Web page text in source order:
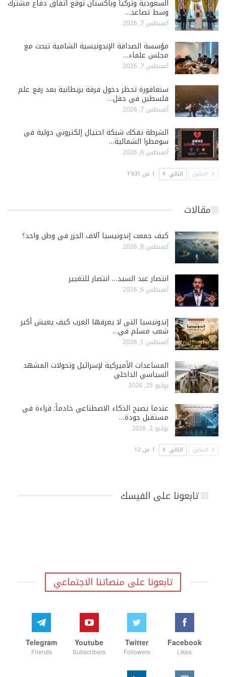
السعودية وتركيا وباكستان توقّع اتفاق دفاع مشترك
وسط تصاعد…
أغسطس 7, 2026
مؤسسة الصداقة الإندونيسية الشامية تبحث مع
مجلس علماء…
أغسطس 7, 2026
سنغافورة تحظر دخول فرقة بريطانية بعد رفع علم
فلسطين في حفل…
أغسطس 7, 2026
الشرطة تفكك شبكة احتيال إلكتروني دولية في
سومطرا الشمالية…
أغسطس 6, 2026
السابق التالي 1 من 1٬631
مقالات
كيف جمعت إندونيسيا آلاف الجزر في وطن واحد؟
أغسطس 8, 2026
انتصار عبد السيد… انتصار للتغيير
أغسطس 6, 2026
إندونيسيا التي لا يعرفها العرب كيف يعيش أكبر
شعب مسلم في…
أغسطس 1, 2026
المساعدات الأميركية لإسرائيل وتحولات المشهد
السياسي الداخلي
يوليو 25, 2026
عندما يصبح الذكاء الاصطناعي خادماً: قراءة في
مستقبل جودة…
يوليو 2, 2026
السابق التالي 1 من 12
تابعونا على الفيسك
تابعونا على منصاتنا الاجتماعي
Facebook
Likes
Twitter
Followers
Youtube
Subscribers
Telegram
Friends